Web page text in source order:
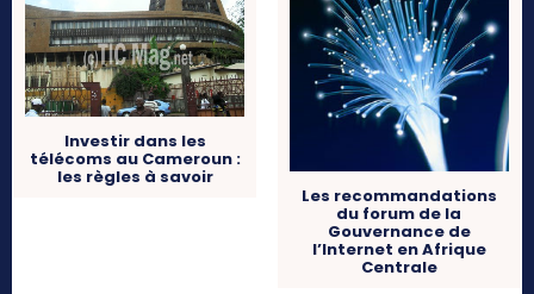
Investir dans les
télécoms au Cameroun :
les règles à savoir
Les recommandations
du forum de la
Gouvernance de
l’Internet en Afrique
Centrale